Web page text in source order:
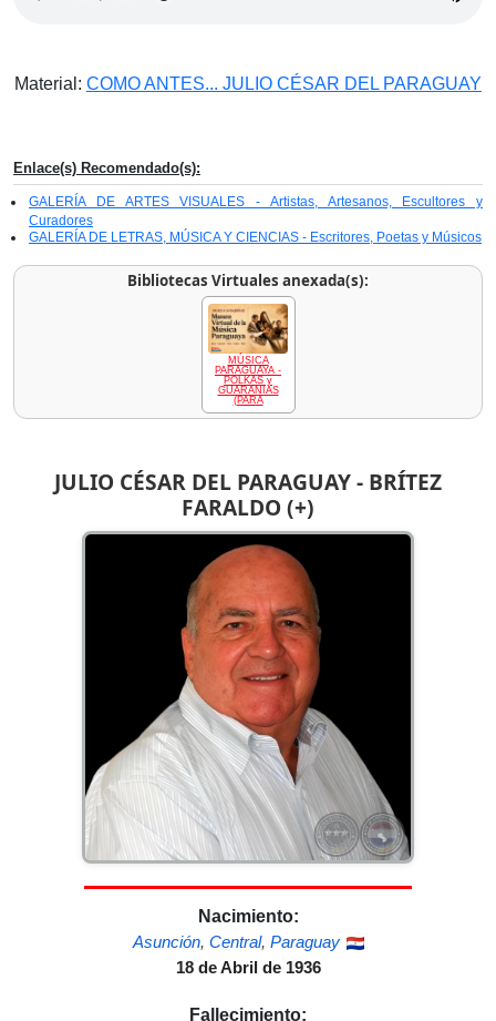
JULIO CÉSAR DEL PARAGUAY - BRÍTEZ
FARALDO (+)
Nacimiento:
Asunción, Central, Paraguay
18 de Abril de 1936
Fallecimiento:
Material: COMO ANTES... JULIO CÉSAR DEL PARAGUAY
Enlace(s) Recomendado(s):
GALERÍA DE ARTES VISUALES - Artistas, Artesanos, Escultores y
Curadores
GALERÍA DE LETRAS, MÚSICA Y CIENCIAS - Escritores, Poetas y Músicos
Bibliotecas Virtuales anexada(s):
MÚSICA
PARAGUAYA -
POLKAS y
GUARANIAS
(PARA